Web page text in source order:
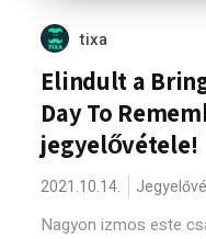
tixa
Elindult a
Day To
jegyelővétele!
2021.10.14.
Nagyon izmos este